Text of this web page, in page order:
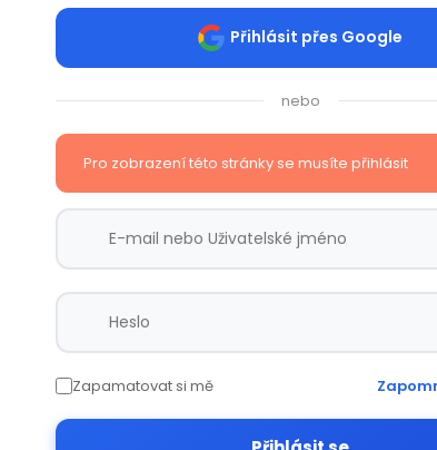
Přihlásit přes Google
nebo
Pro zobrazení této stránky se musíte přihlásit
Zapamatovat si mě